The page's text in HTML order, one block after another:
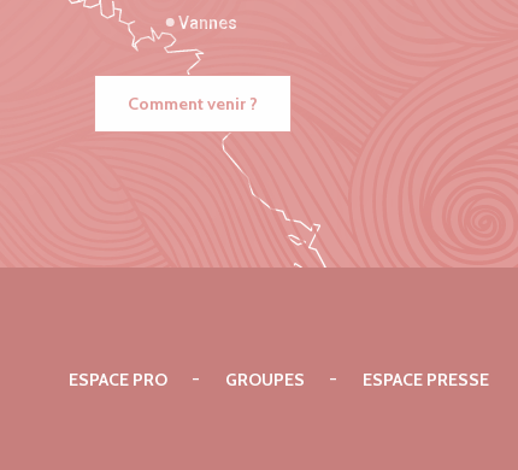
Vannes
Comment venir ?
ESPACE PRO GROUPES ESPACE PRESSE